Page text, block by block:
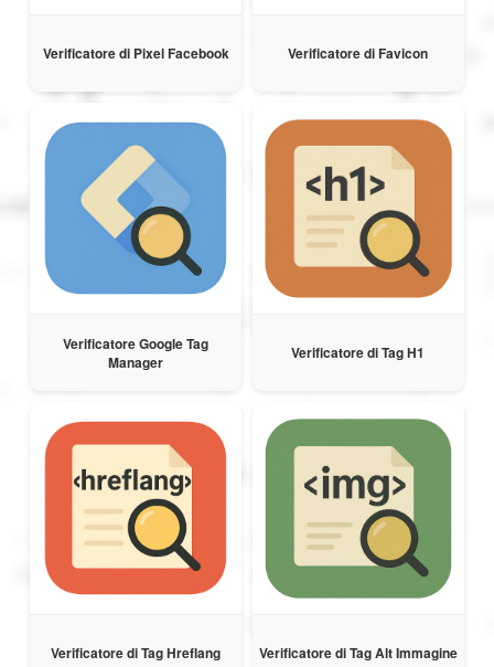
Verificatore di Pixel Facebook Verificatore di Favicon
Verificatore Google Tag
Manager
Verificatore di Tag H1
Verificatore di Tag Hreflang Verificatore di Tag Alt Immagine